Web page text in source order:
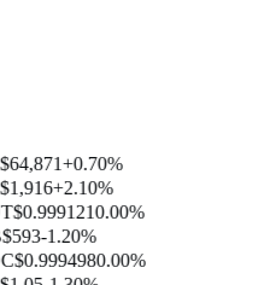
+0.70%
+2.10%
$0.9991210.00%
$593-1.20%
$0.9994980.00%